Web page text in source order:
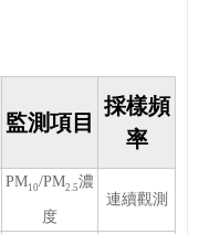
監測項目
採樣頻
率
PM10/PM2.5濃
度
連續觀測